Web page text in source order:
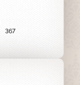
367